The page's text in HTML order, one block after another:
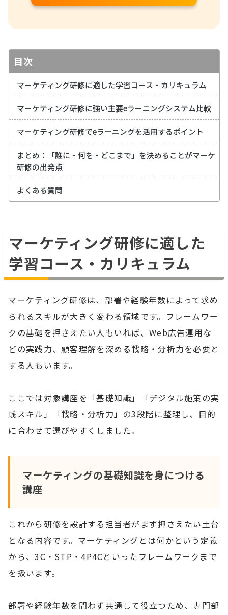
目次
マーケティング研修に適した学習コース・カリキュラム
マーケティング研修に強い主要eラーニングシステム比較
マーケティング研修でeラーニングを活用するポイント
まとめ：「誰に・何を・どこまで」を決めることがマーケ
研修の出発点
よくある質問
マーケティング研修に適した
学習コース・カリキュラム
マーケティング研修は、部署や経験年数によって求め
られるスキルが大きく変わる領域です。フレームワー
クの基礎を押さえたい人もいれば、Web広告運用な
どの実践力、顧客理解を深める戦略・分析力を必要と
する人もいます。
ここでは対象講座を「基礎知識」「デジタル施策の実
践スキル」「戦略・分析力」の3段階に整理し、目的
に合わせて選びやすくしました。
マーケティングの基礎知識を身につける
講座
これから研修を設計する担当者がまず押さえたい土台
となる内容です。マーケティングとは何かという定義
から、3C・STP・4P4Cといったフレームワークまで
を扱います。
部署や経験年数を問わず共通して役立つため、専門部